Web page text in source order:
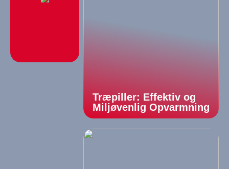
Træpiller: Effektiv og
Miljøvenlig Opvarmning